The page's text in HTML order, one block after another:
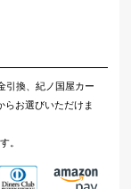
引換、紀ノ国屋カー
らお選びいただけま
。